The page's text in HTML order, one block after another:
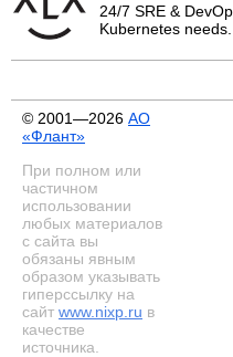
24/7 SRE &
Kubernetes needs.
© 2001—2026 АО
«Флант»
При полном или
частичном
использовании
любых материалов
с сайта вы
обязаны явным
образом указывать
гиперссылку на
сайт www.nixp.ru в
качестве
источника.